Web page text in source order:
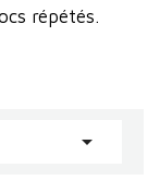
répétés.
